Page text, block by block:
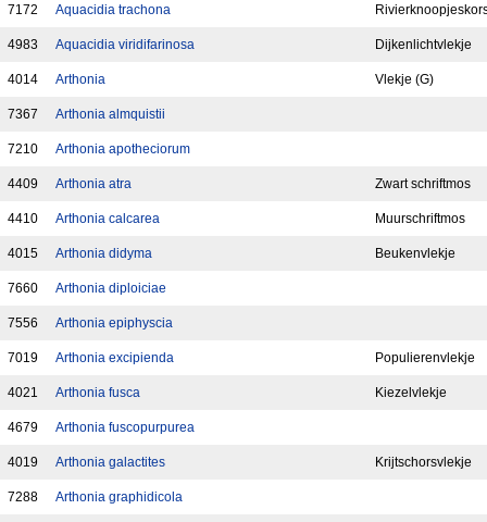
7172 Aquacidia trachona
4983 Aquacidia viridifarinosa Dijkenlichtvlekje
4014 Arthonia Vlekje (G)
7367 Arthonia almquistii
7210 Arthonia apotheciorum
4409 Arthonia atra Zwart schriftmos
4410 Arthonia calcarea Muurschriftmos
4015 Arthonia didyma Beukenvlekje
7660 Arthonia diploiciae
7556 Arthonia epiphyscia
7019 Arthonia excipienda Populierenvlekje
4021 Arthonia fusca Kiezelvlekje
4679 Arthonia fuscopurpurea
4019 Arthonia galactites Krijtschorsvlekje
7288 Arthonia graphidicola